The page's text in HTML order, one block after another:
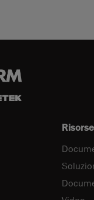
Risorse